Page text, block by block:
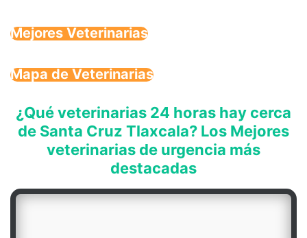
Mejores Veterinarias
Mapa de Veterinarias
¿Qué veterinarias 24 horas hay cerca
de Santa Cruz Tlaxcala? Los Mejores
veterinarias de urgencia más
destacadas